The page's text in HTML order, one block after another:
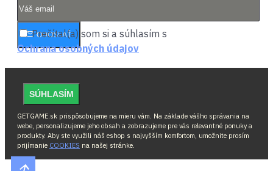
ODOSLAŤ
Prečítal(a) som si a súhlasím s
Ochrana osobných údajov
SÚHLASÍM
GETGAME.sk prispôsobujeme na mieru vám. Na základe vášho správania na
webe, personalizujeme jeho obsah a zobrazujeme pre vás relevantné ponuky a
produkty. Aby ste využili náš eshop s najvyšším komfortom, umožnite prosím
prijímanie COOKIES na našej stránke.